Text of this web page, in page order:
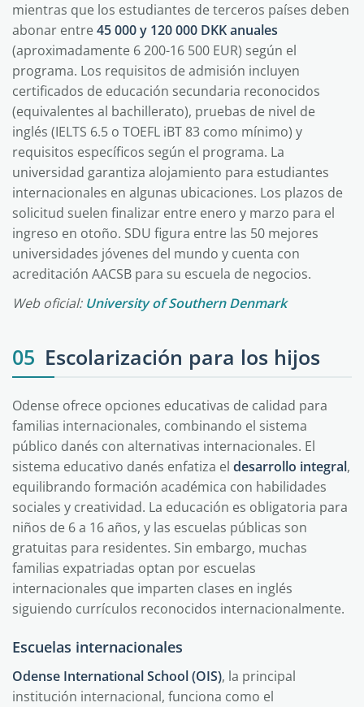
mientras que los estudiantes de terceros países deben
abonar entre45 000 y 120 000 DKK anuales
(aproximadamente 6 200-16 500 EUR) según el
programa. Los requisitos de admisión incluyen
certificados de educación secundaria reconocidos
(equivalentes al bachillerato), pruebas de nivel de
inglés (IELTS 6.5 o TOEFL iBT 83 como mínimo) y
requisitos específicos según el programa. La
universidad garantiza alojamiento para estudiantes
internacionales en algunas ubicaciones. Los plazos de
solicitud suelen finalizar entre enero y marzo para el
ingreso en otoño. SDU figura entre las 50 mejores
universidades jóvenes del mundo y cuenta con
acreditación AACSB para su escuela de negocios.
Web oficial: University of Southern Denmark
05 Escolarización para los hijos
Odense ofrece opciones educativas de calidad para
familias internacionales, combinando el sistema
público danés con alternativas internacionales. El
sistema educativo danés enfatiza el desarrollo integral,
equilibrando formación académica con habilidades
sociales y creatividad. La educación es obligatoria para
niños de 6 a 16 años, y las escuelas públicas son
gratuitas para residentes. Sin embargo, muchas
familias expatriadas optan por escuelas
internacionales que imparten clases en inglés
siguiendo currículos reconocidos internacionalmente.
Escuelas internacionales
Odense International School (OIS), la principal
institución internacional, funciona como el